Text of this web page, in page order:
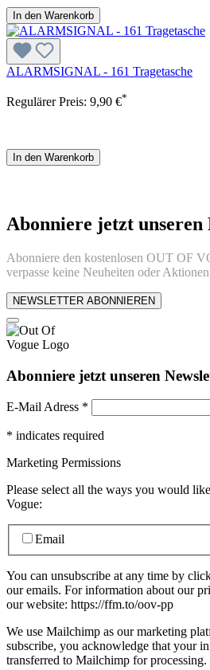
In den Warenkorb
ALARMSIGNAL - 161 Tragetasche
Regulärer Preis: 9,90 €*
In den Warenkorb
Abonniere jetzt unseren
Abonniere den kostenlosen OUT OF
verpasse keine Neuheiten oder
NEWSLETTER ABONNIEREN
Abonniere jetzt unseren
E-Mail Adress *
* indicates required
Marketing Permissions
Please select all the ways you would
Vogue:
Email
You can unsubscribe at any time by
our emails. For information about our
our website: https://ffm.to/oov-pp
We use Mailchimp as our marketing
subscribe, you acknowledge that your
transferred to Mailchimp for processing.